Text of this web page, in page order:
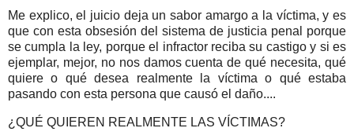
Me explico, el juicio deja un sabor amargo a la víctima, y es
que con esta obsesión del sistema de justicia penal porque
se cumpla la ley, porque el infractor reciba su castigo y si es
ejemplar, mejor, no nos damos cuenta de qué necesita, qué
quiere o qué desea realmente la víctima o qué estaba
pasando con esta persona que causó el daño....
¿QUÉ QUIEREN REALMENTE LAS VÍCTIMAS?